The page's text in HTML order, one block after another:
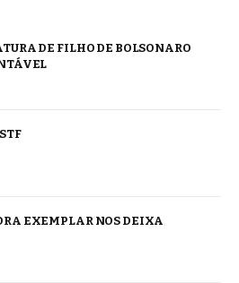
DE FILHO DE BOLSONARO
EXEMPLAR NOS DEIXA